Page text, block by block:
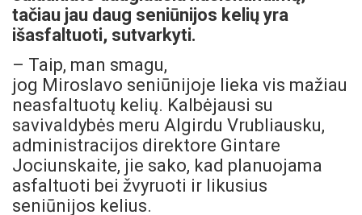
tačiau jau daug seniūnijos kelių yra
išasfaltuoti, sutvarkyti.
– Taip, man smagu,
jog Miroslavo seniūnijoje lieka vis mažiau
neasfaltuotų kelių. Kalbėjausi su
savivaldybės meru Algirdu Vrubliausku,
administracijos direktore Gintare
Jociunskaite, jie sako, kad planuojama
asfaltuoti bei žvyruoti ir likusius
seniūnijos kelius.